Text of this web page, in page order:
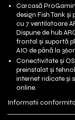
Carcasă
design Fish Tank
cu 7 ventilatoare
Dispune de hub
frontal și suportă
AIO de până la
Conectivitate și
preinstalat și
internet ridicate și
online.
Informatii